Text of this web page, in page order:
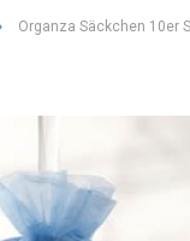
Organza Säckchen 10er